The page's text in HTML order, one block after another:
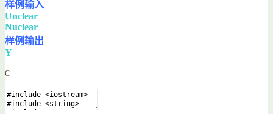
样例输入
Unclear
Nuclear
样例输出
Y
C++